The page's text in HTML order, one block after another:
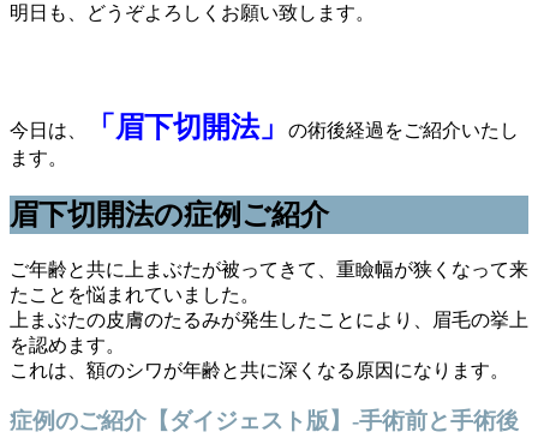
明日も、どうぞよろしくお願い致します。
今日は、 「眉下切開法」
の術後経過をご紹介いたし
ます。
眉下切開法の症例ご紹介
ご年齢と共に上まぶたが被ってきて、重瞼幅が狭くなって来
たことを悩まれていました。
上まぶたの皮膚のたるみが発生したことにより、眉毛の挙上
を認めます。
これは、額のシワが年齢と共に深くなる原因になります。
症例のご紹介【ダイジェスト版】-手術前と手術後